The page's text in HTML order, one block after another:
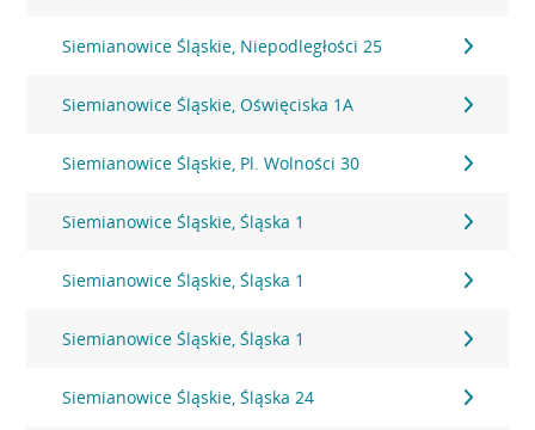
Siemianowice Śląskie, Niepodległości 25
Siemianowice Śląskie, Oświęciska 1A
Siemianowice Śląskie, Pl. Wolności 30
Siemianowice Śląskie, Śląska 1
Siemianowice Śląskie, Śląska 1
Siemianowice Śląskie, Śląska 1
Siemianowice Śląskie, Śląska 24